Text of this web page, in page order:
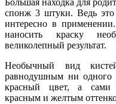
Большая находка для
спонж 3 штуки. Ведь это
интересно в
наносить краску
великолепный результат.
Необычный вид
равнодушным ни одного
красный цвет, а сами
красным и желтым